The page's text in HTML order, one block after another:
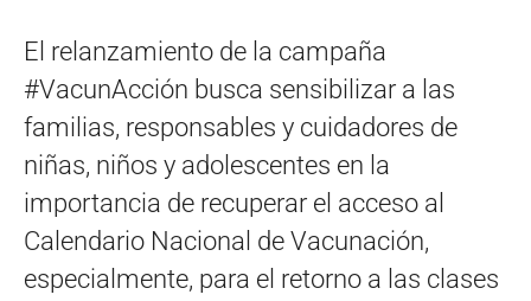
El relanzamiento de la campaña
#VacunAcción busca sensibilizar a las
familias, responsables y cuidadores de
niñas, niños y adolescentes en la
importancia de recuperar el acceso al
Calendario Nacional de Vacunación,
especialmente, para el retorno a las clases